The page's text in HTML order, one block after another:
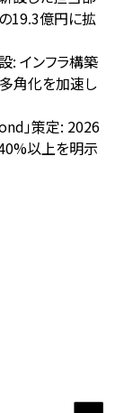
19.3億円に拡
: インフラ構築
角化を加速し
」策定: 2026
以上を明示